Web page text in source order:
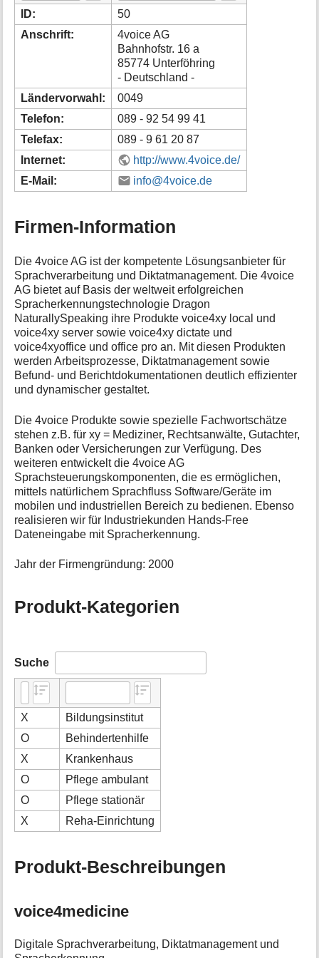
o
n
u
S
e
e
ID:
50
Anschrift:
4voice AG
Bahnhofstr. 16 a
85774 Unterföhring
- Deutschland -
Ländervorwahl:
0049
Telefon:
089 - 92 54 99 41
Telefax:
089 - 9 61 20 87
Internet:
http://www.4voice.de/
E-Mail:
info@4voice.de
Firmen-Information
Die 4voice AG ist der kompetente Lösungsanbieter für
Sprachverarbeitung und Diktatmanagement. Die 4voice
AG bietet auf Basis der weltweit erfolgreichen
Spracherkennungstechnologie Dragon
NaturallySpeaking ihre Produkte voice4xy local und
voice4xy server sowie voice4xy dictate und
voice4xyoffice und office pro an. Mit diesen Produkten
werden Arbeitsprozesse, Diktatmanagement sowie
Befund- und Berichtdokumentationen deutlich effizienter
und dynamischer gestaltet.
Die 4voice Produkte sowie spezielle Fachwortschätze
stehen z.B. für xy = Mediziner, Rechtsanwälte, Gutachter,
Banken oder Versicherungen zur Verfügung. Des
weiteren entwickelt die 4voice AG
Sprachsteuerungskomponenten, die es ermöglichen,
mittels natürlichem Sprachfluss Software/Geräte im
mobilen und industriellen Bereich zu bedienen. Ebenso
realisieren wir für Industriekunden Hands-Free
Dateneingabe mit Spracherkennung.
Jahr der Firmengründung: 2000
Produkt-Kategorien
Suche
X
Bildungsinstitut
O
Behindertenhilfe
X
Krankenhaus
O
Pflege ambulant
O
Pflege stationär
X
Reha-Einrichtung
Produkt-Beschreibungen
voice4medicine
Digitale Sprachverarbeitung, Diktatmanagement und